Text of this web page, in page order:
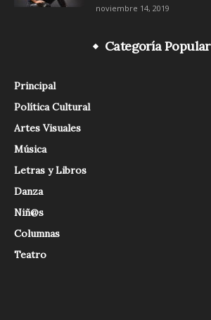
noviembre 14, 2019
Categoría Popular
Principal
Política Cultural
Artes Visuales
Música
Letras y Libros
Danza
Niñ@s
Columnas
Teatro